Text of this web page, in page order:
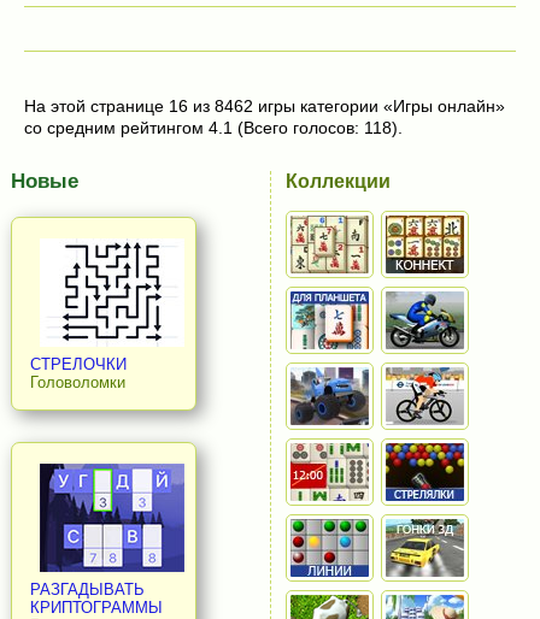
На этой странице 16 из 8462 игры категории «Игры онлайн»
со средним рейтингом 4.1 (Всего голосов: 118).
Новые
СТРЕЛОЧКИ
Головоломки
РАЗГАДЫВАТЬ
КРИПТОГРАММЫ
Коллекции